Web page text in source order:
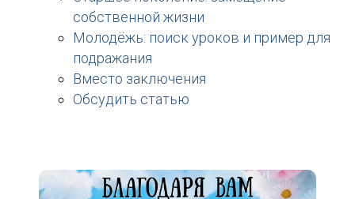
собственной жизни
Молодёжь: поиск уроков и пример для
подражания
Вместо заключения
Обсудить статью